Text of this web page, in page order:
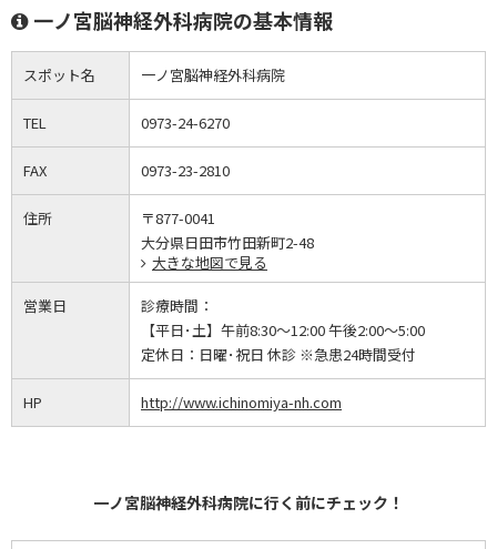
一ノ宮脳神経外科病院の基本情報
スポット名 一ノ宮脳神経外科病院
TEL 0973-24-6270
FAX 0973-23-2810
住所
〒877-0041
大分県日田市竹田新町2-48
大きな地図で見る
営業日
診療時間：
【平日･土】午前8:30～12:00 午後2:00～5:00
定休日： 日曜･祝日 休診 ※急患24時間受付
HP http://www.ichinomiya-nh.com
一ノ宮脳神経外科病院に行く前にチェック！